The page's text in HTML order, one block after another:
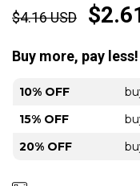
$4.16 USD
Buy more, pay less!
10% OFF
15% OFF
20% OFF